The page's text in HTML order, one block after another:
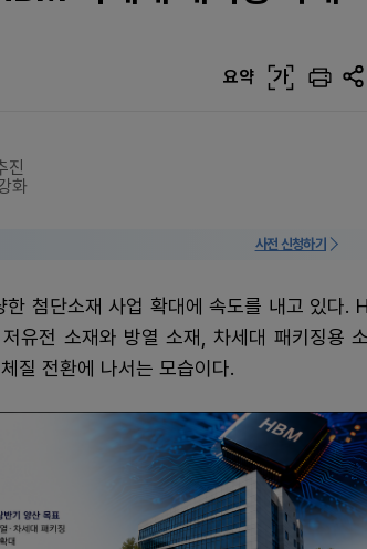
요약 가
진
화
사전 신청하기
첨단소재 사업 확대에 속도를 내고 있다. H
유전 소재와 방열 소재, 차세대 패키징용 소
질 전환에 나서는 모습이다.